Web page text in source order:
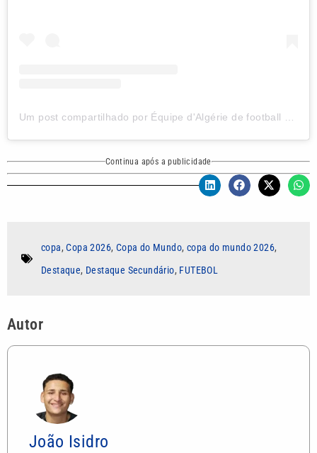
Um post compartilhado por Équipe d'Algérie de football (@lesverts.faf)
Continua após a publicidade
copa,Copa 2026, Copa do Mundo, copa do mundo 2026,
Destaque, Destaque Secundário, FUTEBOL
Autor
João Isidro